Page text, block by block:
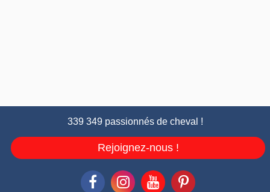
339 349 passionnés de cheval !
Rejoignez-nous !